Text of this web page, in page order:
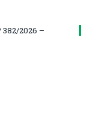
382/2026 –